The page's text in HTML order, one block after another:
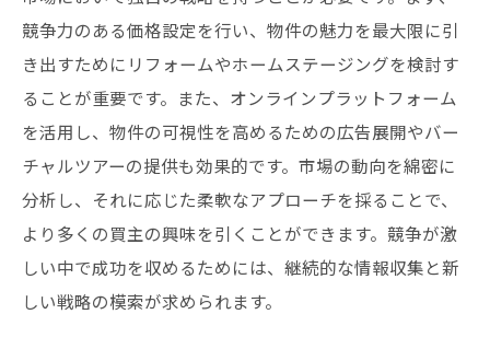
購入者のニーズを把握する方法
スムーズな売却を実現するための心構え
売却後の手続きとその流れ
競争力のある価格設定を行い、物件の魅力を最大限に引
き出すためにリフォームやホームステージングを検討す
ることが重要です。また、オンラインプラットフォーム
を活用し、物件の可視性を高めるための広告展開やバー
チャルツアーの提供も効果的です。市場の動向を綿密に
分析し、それに応じた柔軟なアプローチを採ることで、
より多くの買主の興味を引くことができます。競争が激
しい中で成功を収めるためには、継続的な情報収集と新
しい戦略の模索が求められます。